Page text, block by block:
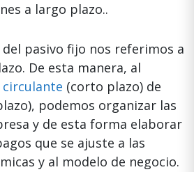
a largo plazo..
pasivo fijo nos referimos a
De esta manera, al
circulante (corto plazo) de
podemos organizar las
y de esta forma elaborar
que se ajuste a las
y al modelo de negocio.